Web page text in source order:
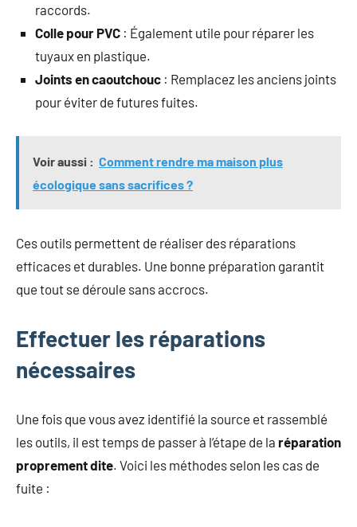
raccords.
Colle pour PVC : Également utile pour réparer les
tuyaux en plastique.
Joints en caoutchouc : Remplacez les anciens joints
pour éviter de futures fuites.
Voir aussi : Comment rendre ma maison plus
écologique sans sacrifices ?
Ces outils permettent de réaliser des réparations
efficaces et durables. Une bonne préparation garantit
que tout se déroule sans accrocs.
Effectuer les réparations
nécessaires
Une fois que vous avez identifié la source et rassemblé
les outils, il est temps de passer à l’étape de la réparation
proprement dite. Voici les méthodes selon les cas de
fuite :